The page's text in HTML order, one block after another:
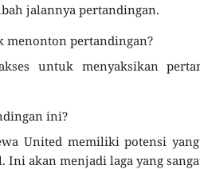
jalannya pertandingan.
menonton pertandingan?
untuk menyaksikan
ini?
United memiliki potensi
akan menjadi laga yang